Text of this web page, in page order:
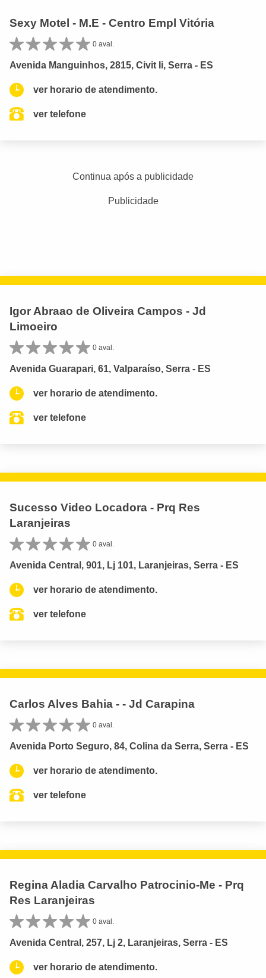
Sexy Motel - M.E - Centro Empl Vitória
0 aval.
Avenida Manguinhos, 2815, Civit Ii, Serra - ES
ver horario de atendimento.
ver telefone
Continua após a publicidade
Publicidade
Igor Abraao de Oliveira Campos - Jd
Limoeiro
0 aval.
Avenida Guarapari, 61, Valparaíso, Serra - ES
ver horario de atendimento.
ver telefone
Sucesso Video Locadora - Prq Res
Laranjeiras
0 aval.
Avenida Central, 901, Lj 101, Laranjeiras, Serra - ES
ver horario de atendimento.
ver telefone
Carlos Alves Bahia - - Jd Carapina
0 aval.
Avenida Porto Seguro, 84, Colina da Serra, Serra - ES
ver horario de atendimento.
ver telefone
Regina Aladia Carvalho Patrocinio-Me - Prq
Res Laranjeiras
0 aval.
Avenida Central, 257, Lj 2, Laranjeiras, Serra - ES
ver horario de atendimento.